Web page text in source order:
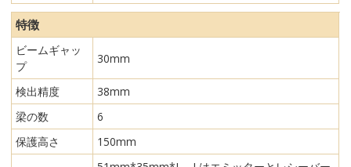
特徴
ビームギャッ
プ
30mm
検出精度
38mm
梁の数
6
保護高さ
150mm